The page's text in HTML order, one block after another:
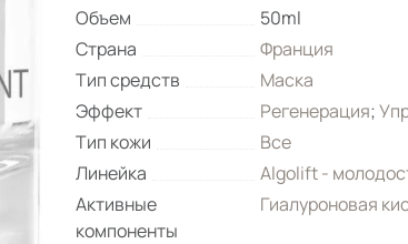
Объем
50ml
Страна
Франция
Тип средств
Маска
Эффект
Регенерация;
Тип кожи
Все
Линейка
Algolift -
Активные
компоненты
Гиалуроновая